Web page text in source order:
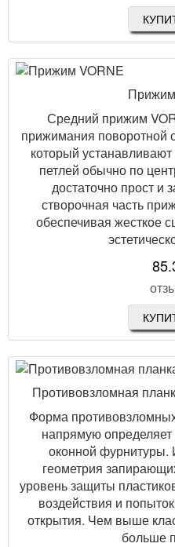
Средний прижим
прижимания поворотной
который
петлей обычно по
достаточно прост и
створочная часть
обеспечивая жесткое
Противовзломная
Форма
напрямую определяет
оконной фурнитуры.
геометрия
уровень защиты
воздействия и
открытия. Чем выше
больше